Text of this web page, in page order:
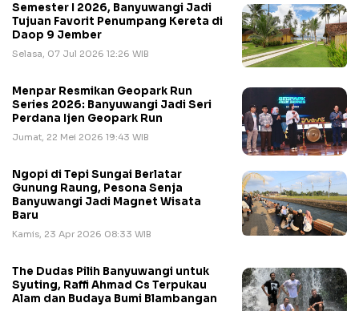
Semester I 2026, Banyuwangi Jadi
Tujuan Favorit Penumpang Kereta di
Daop 9 Jember
Selasa, 07 Jul 2026 12:26 WIB
Menpar Resmikan Geopark Run
Series 2026: Banyuwangi Jadi Seri
Perdana Ijen Geopark Run
Jumat, 22 Mei 2026 19:43 WIB
Ngopi di Tepi Sungai Berlatar
Gunung Raung, Pesona Senja
Banyuwangi Jadi Magnet Wisata
Baru
Kamis, 23 Apr 2026 08:33 WIB
The Dudas Pilih Banyuwangi untuk
Syuting, Raffi Ahmad Cs Terpukau
Alam dan Budaya Bumi Blambangan